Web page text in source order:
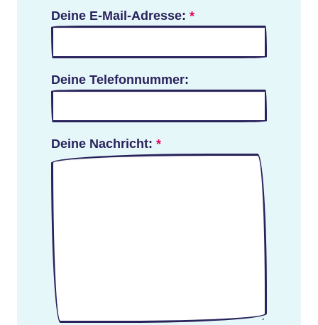
Deine E-Mail-Adresse: *
Deine Telefonnummer:
Deine Nachricht: *